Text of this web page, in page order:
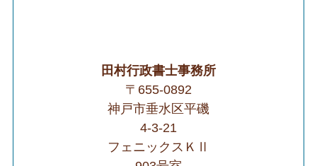
田村行政書士事務所
〒655-0892
神戸市垂水区平磯
4-3-21
フェニックスＫⅡ